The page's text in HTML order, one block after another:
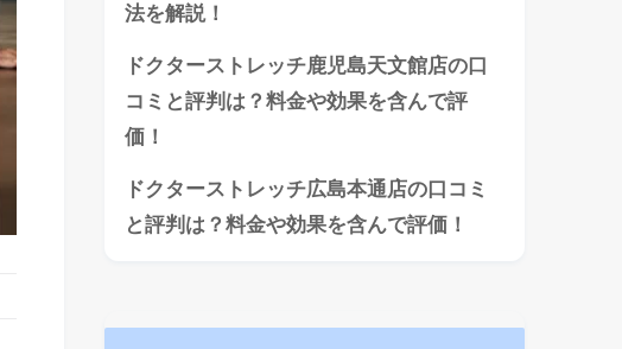
法を解説！
ドクターストレッチ鹿児島天文館店の口
コミと評判は？料金や効果を含んで評
価！
ドクターストレッチ広島本通店の口コミ
と評判は？料金や効果を含んで評価！